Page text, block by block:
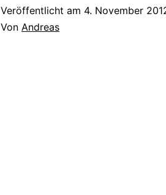
Veröffentlicht am 4. November
Von Andreas